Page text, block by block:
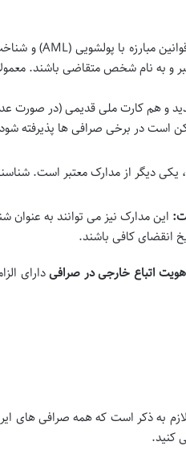
و به نام شخص متقاضی باشند.
و هم کارت ملی قدیمی (در صورت
است در برخی صرافی ها پذیرفته
یکی دیگر از مدارک معتبر است.
این مدارک نیز می توانند به عنوان
انقضای کافی باشند.
هویت اتباع خارجی در صرافیدارای
به ذکر است که همه صرافی های
کنید.